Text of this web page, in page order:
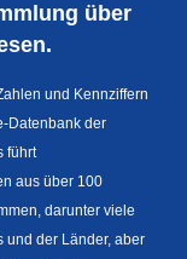
über
und Kennziffern
Datenbank der
führt
aus über 100
darunter viele
und der Länder, aber